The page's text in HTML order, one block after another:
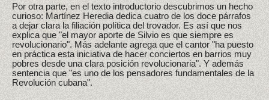
Por otra parte, en el texto introductorio descubrimos un hecho
curioso: Martínez Heredia dedica cuatro de los doce párrafos
a dejar clara la filiación política del trovador. Es así que nos
explica que "el mayor aporte de Silvio es que siempre es
revolucionario". Más adelante agrega que el cantor "ha puesto
en práctica esta iniciativa de hacer conciertos en barrios muy
pobres desde una clara posición revolucionaria". Y además
sentencia que "es uno de los pensadores fundamentales de la
Revolución cubana".